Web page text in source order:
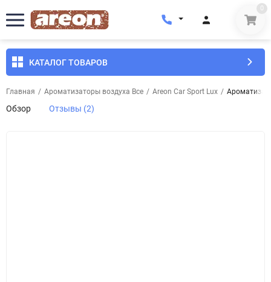
0
КАТАЛОГ ТОВАРОВ
Главная / Ароматизаторы воздуха Все / Areon Car Sport Lux /
Обзор Отзывы (2)